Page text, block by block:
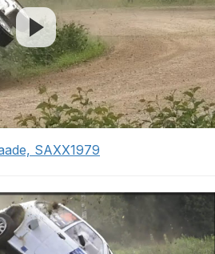
SAXX1979